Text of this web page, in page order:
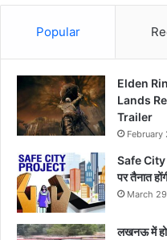
Popular
Elden
Lands
Trailer
Safe City
पर तैनात
March
लखनऊ में